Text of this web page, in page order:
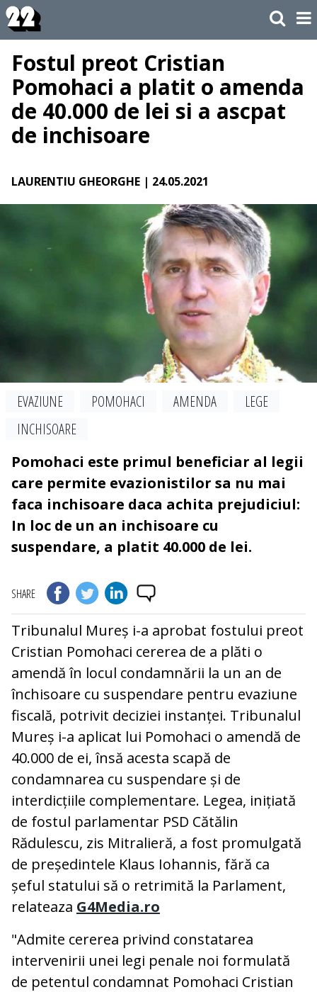
Fostul preot Cristian
Pomohaci a platit o amenda
de 40.000 de lei si a ascpat
de inchisoare
LAURENTIU GHEORGHE | 24.05.2021
EVAZIUNE POMOHACI AMENDA
LEGE
INCHISOARE
Pomohaci este primul beneficiar al legii
care permite evazionistilor sa nu mai
faca inchisoare daca achita prejudiciul:
In loc de un an inchisoare cu
suspendare, a platit 40.000 de lei.
SHARE
Tribunalul Mureș i-a aprobat fostului preot
Cristian Pomohaci cererea de a plăti o
amendă în locul condamnării la un an de
închisoare cu suspendare pentru evaziune
fiscală, potrivit deciziei instanței. Tribunalul
Mureș i-a aplicat lui Pomohaci o amendă de
40.000 de ei, însă acesta scapă de
condamnarea cu suspendare și de
interdicțiile complementare. Legea, inițiată
de fostul parlamentar PSD Cătălin
Rădulescu, zis Mitralieră, a fost promulgată
de președintele Klaus Iohannis, fără ca
șeful statului să o retrimită la Parlament,
relateaza G4Media.ro
"Admite cererea privind constatarea
intervenirii unei legi penale noi formulată
de petentul condamnat Pomohaci Cristian